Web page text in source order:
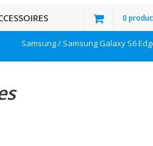
0
Samsung / Samsung Galaxy S6